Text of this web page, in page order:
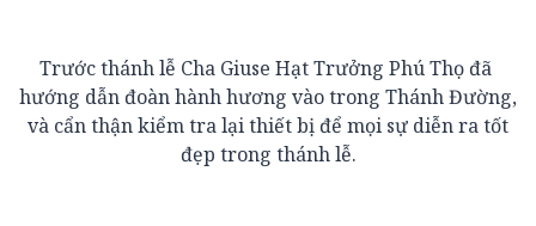
Trước thánh lễ Cha Giuse Hạt Trưởng Phú Thọ đã
hướng dẫn đoàn hành hương vào trong Thánh Đường,
và cẩn thận kiểm tra lại thiết bị để mọi sự diễn ra tốt
đẹp trong thánh lễ.